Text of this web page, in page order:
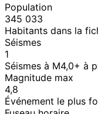
Population
345 033
Habitants dans la
Séismes
1
Séismes à M4,0+ à
Magnitude max
4,8
Événement le plus